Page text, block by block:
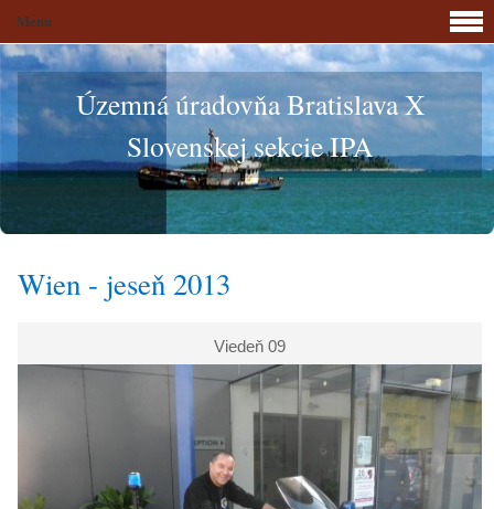
Územná úradovňa Bratislava X
Slovenskej sekcie IPA
Wien - jeseň 2013
Viedeň 09
Menu